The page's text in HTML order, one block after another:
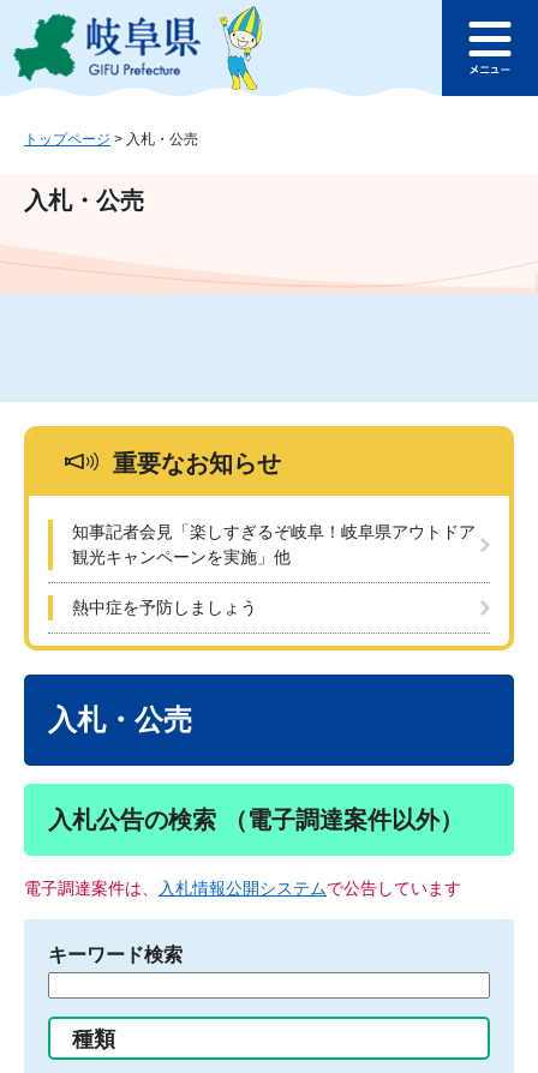
ジ
ュ
文
このページの本文へ
ュ
トップページ > 入札・公売
入札・公売
重要なお知らせ
知事記者会見「楽しすぎるぞ岐阜！岐阜県アウトドア
観光キャンペーンを実施」他
熱中症を予防しましょう
入札・公売
入札公告の検索 （電子調達案件以外）
電子調達案件は、 入札情報公開システムで公告しています
キーワード検索
る
種類